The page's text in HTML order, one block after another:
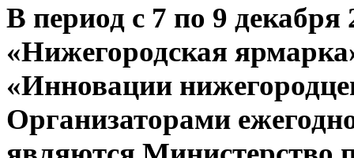
В период с 7 по 9
«Нижегородская
«Инновации
Организаторами